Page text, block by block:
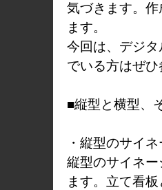
気づきます。
ます。
今回は、デジ
でいる方はぜひ
■縦型と横型、
・縦型のサイ
縦型のサイネ
ます。立て看